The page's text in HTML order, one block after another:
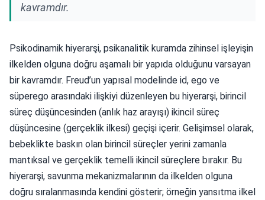
kavramdır.
Psikodinamik hiyerarşi, psikanalitik kuramda zihinsel işleyişin
ilkelden olguna doğru aşamalı bir yapıda olduğunu varsayan
bir kavramdır. Freud’un yapısal modelinde id, ego ve
süperego arasındaki ilişkiyi düzenleyen bu hiyerarşi, birincil
süreç düşüncesinden (anlık haz arayışı) ikincil süreç
düşüncesine (gerçeklik ilkesi) geçişi içerir. Gelişimsel olarak,
bebeklikte baskın olan birincil süreçler yerini zamanla
mantıksal ve gerçeklik temelli ikincil süreçlere bırakır. Bu
hiyerarşi, savunma mekanizmalarının da ilkelden olguna
doğru sıralanmasında kendini gösterir; örneğin yansıtma ilkel